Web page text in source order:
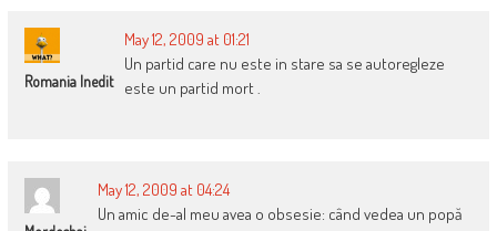
Romania Inedit
May 12, 2009 at 01:21
Un partid care nu este in stare sa se autoregleze
este un partid mort .
May 12, 2009 at 04:24
Un amic de-al meu avea o obsesie: când vedea un popă